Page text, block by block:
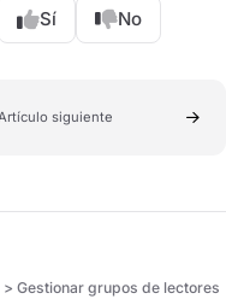
Sí No
siguiente
Gestionar grupos de lectores